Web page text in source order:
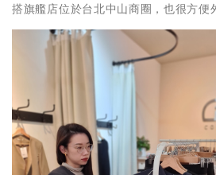
搭旗艦店位於台北中山商圈，也很方便